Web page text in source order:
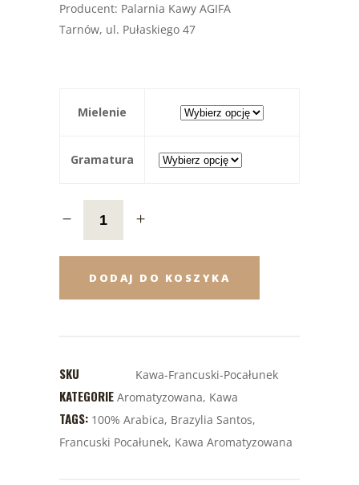
Producent: Palarnia Kawy AGIFA
Tarnów, ul. Pułaskiego 47
Mielenie
Gramatura
DODAJ DO KOSZYKA
SKU Kawa-Francuski-Pocałunek
KATEGORIE Aromatyzowana, Kawa
TAGS: 100% Arabica, Brazylia Santos,
Francuski Pocałunek, Kawa Aromatyzowana